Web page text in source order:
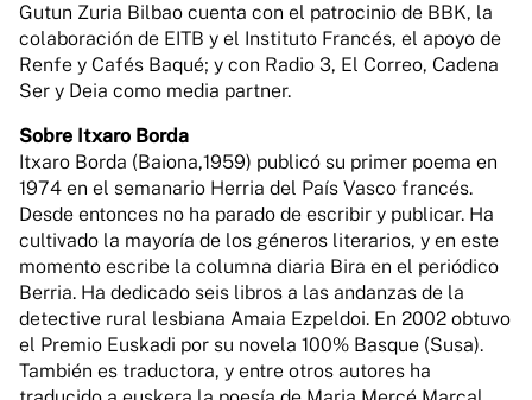
Gutun Zuria Bilbao cuenta con el patrocinio de BBK, la
colaboración de EITB y el Instituto Francés, el apoyo de
Renfe y Cafés Baqué; y con Radio 3, El Correo, Cadena
Ser y Deia como media partner.
Sobre Itxaro Borda
Itxaro Borda (Baiona,1959) publicó su primer poema en
1974 en el semanario Herria del País Vasco francés.
Desde entonces no ha parado de escribir y publicar. Ha
cultivado la mayoría de los géneros literarios, y en este
momento escribe la columna diaria Bira en el periódico
Berria. Ha dedicado seis libros a las andanzas de la
detective rural lesbiana Amaia Ezpeldoi. En 2002 obtuvo
el Premio Euskadi por su novela 100% Basque (Susa).
También es traductora, y entre otros autores ha